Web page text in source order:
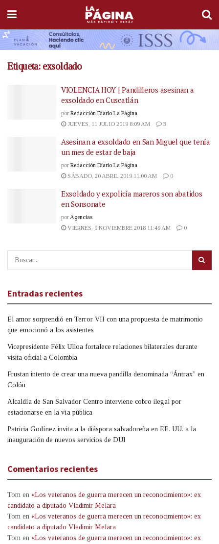
Etiqueta: exsoldado
VIOLENCIA HOY | Pandilleros asesinan a
exsoldado en Cuscatlán
por Redacción Diario La Página
JUEVES, 11 JULIO 2019 8:09 AM
3
Asesinan a exsoldado en San Miguel que tenía
un mes de estar de baja
por Redacción Diario La Página
SÁBADO, 20 ABRIL 2019 11:00 AM
0
Exsoldado y expolicía mareros son abatidos
en Sonsonate
por Agencias
VIERNES, 9 NOVIEMBRE 2018 11:49 AM
0
Entradas recientes
El amor sorprendió en Terror VII con una propuesta de matrimonio
que emocionó a los asistentes
Vicepresidente Félix Ulloa fortalece relaciones bilaterales durante
visita oficial a Colombia
Frustan intento de crear una nueva pandilla denominada “Ántrax” en
Colón
Alcaldía de San Salvador Centro interviene cobro ilegal por
estacionarse en la vía pública
Patricia Godínez invita a la diáspora salvadoreña en EE. UU. a la
inauguración de nuevos servicios de DUI
Comentarios recientes
Tom en «Los veteranos de guerra merecen un reconocimiento»: ex
candidato a diputado Vladimir Melara
Tom en «Los veteranos de guerra merecen un reconocimiento»: ex
candidato a diputado Vladimir Melara
Tom en «Los veteranos de guerra merecen un reconocimiento»: ex